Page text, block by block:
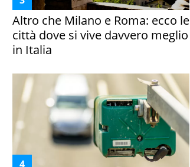
Altro che Milano e Roma: ecco le
città dove si vive davvero meglio
in Italia